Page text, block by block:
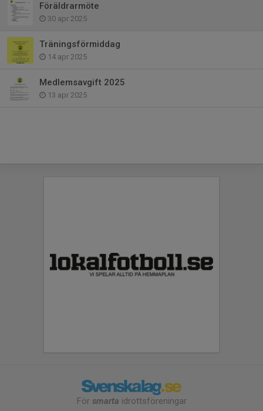
Föräldrarmöte
30 apr 2025
Träningsförmiddag
14 apr 2025
Medlemsavgift 2025
13 apr 2025
För smarta idrottsföreningar